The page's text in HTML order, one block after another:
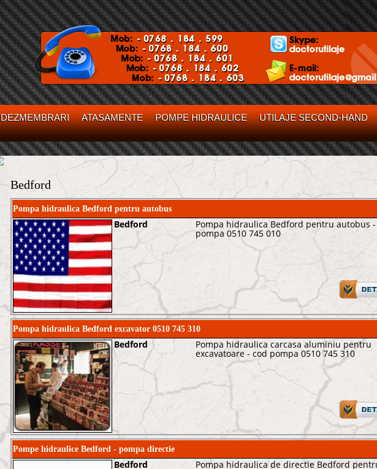
DEZMEMBRARI ATASAMENTE POMPE HIDRAULICE
UTILAJE SECOND-HAND
Bedford
Pompa hidraulica Bedford pentru autobus
Bedford Pompa hidraulica Bedford pentru autobus -
pompa 0510 745 010
Pompa hidraulica Bedford excavator 0510 745 310
Bedford Pompa hidraulica carcasa aluminiu pentru
excavatoare - cod pompa 0510 745 310
Pompe hidraulice Bedford - pompa directie
Bedford Pompa hidraulica de directie Bedford